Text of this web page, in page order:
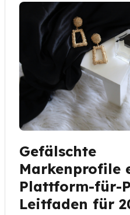
Gefälschte
Markenprofile
Plattform-für-
Leitfaden für